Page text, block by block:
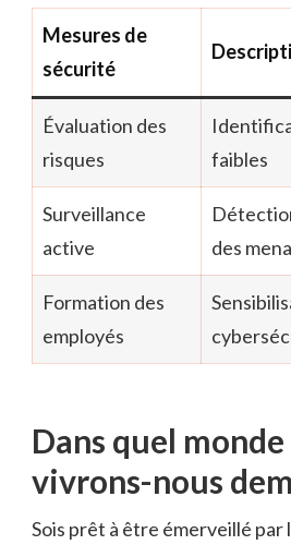
Mesures de
sécurité
Évaluation des
risques
faibles
Surveillance
active
des
Formation des
employés
Dans quel
vivrons-nous
Sois prêt à être émerveillé par